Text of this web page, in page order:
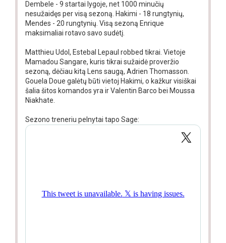
Dembele - 9 startai lygoje, net 1000 minučių
nesužaidęs per visą sezoną. Hakimi - 18 rungtynių,
Mendes - 20 rungtynių. Visą sezoną Enrique
maksimaliai rotavo savo sudėtį.
Matthieu Udol, Estebal Lepaul robbed tikrai. Vietoje
Mamadou Sangare, kuris tikrai sužaidė proveržio
sezoną, dėčiau kitą Lens saugą, Adrien Thomasson.
Gouela Doue galėtų būti vietoj Hakimi, o kažkur visiškai
šalia šitos komandos yra ir Valentin Barco bei Moussa
Niakhate.
Sezono treneriu pelnytai tapo Sage: